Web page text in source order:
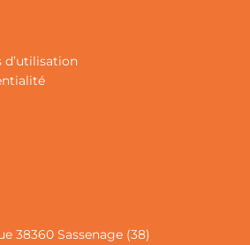
d’utilisation
38360 Sassenage (38)